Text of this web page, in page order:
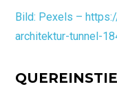
Bild: Pexels –
architektur-tunnel-